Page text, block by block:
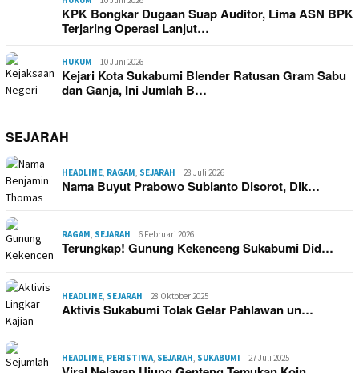
KPK Bongkar Dugaan Suap Auditor, Lima ASN BPK
Terjaring Operasi Lanjut…
HUKUM 10 Juni 2026
Kejari Kota Sukabumi Blender Ratusan Gram Sabu
dan Ganja, Ini Jumlah B…
SEJARAH
HEADLINE, RAGAM, SEJARAH 28 Juli 2026
Nama Buyut Prabowo Subianto Disorot, Dik…
RAGAM, SEJARAH 6 Februari 2026
Terungkap! Gunung Kekenceng Sukabumi Did…
HEADLINE, SEJARAH 28 Oktober 2025
Aktivis Sukabumi Tolak Gelar Pahlawan un…
HEADLINE, PERISTIWA, SEJARAH, SUKABUMI 27 Juli 2025